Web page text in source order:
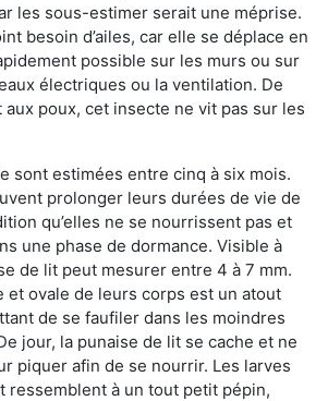
les sous-estimer serait une méprise.
besoin d’ailes, car elle se déplace en
possible sur les murs ou sur
électriques ou la ventilation. De
poux, cet insecte ne vit pas sur les
sont estimées entre cinq à six mois.
prolonger leurs durées de vie de
qu’elles ne se nourrissent pas et
une phase de dormance. Visible à
de lit peut mesurer entre 4 à 7 mm.
et ovale de leurs corps est un atout
de se faufiler dans les moindres
jour, la punaise de lit se cache et ne
piquer afin de se nourrir. Les larves
ressemblent à un tout petit pépin,